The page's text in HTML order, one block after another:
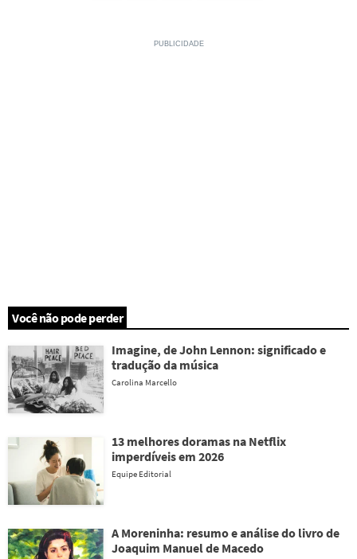
Você não pode perder
Imagine, de John Lennon: significado e
tradução da música
Carolina Marcello
13 melhores doramas na Netflix
imperdíveis em 2026
Equipe Editorial
A Moreninha: resumo e análise do livro de
Joaquim Manuel de Macedo